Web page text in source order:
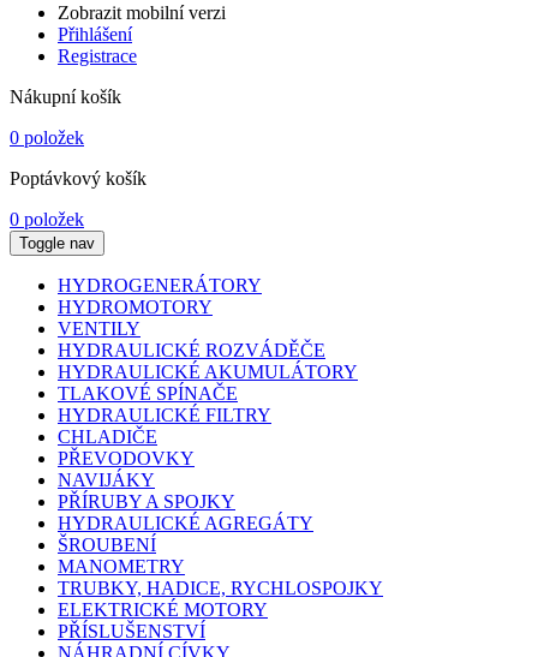
Zobrazit mobilní verzi
Přihlášení
Registrace
Nákupní košík
0 položek
Poptávkový košík
0 položek
Toggle nav
HYDROGENERÁTORY
HYDROMOTORY
VENTILY
HYDRAULICKÉ ROZVÁDĚČE
HYDRAULICKÉ AKUMULÁTORY
TLAKOVÉ SPÍNAČE
HYDRAULICKÉ FILTRY
CHLADIČE
PŘEVODOVKY
NAVIJÁKY
PŘÍRUBY A SPOJKY
HYDRAULICKÉ AGREGÁTY
ŠROUBENÍ
MANOMETRY
TRUBKY, HADICE, RYCHLOSPOJKY
ELEKTRICKÉ MOTORY
PŘÍSLUŠENSTVÍ
NÁHRADNÍ CÍVKY